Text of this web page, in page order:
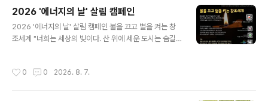
서 활용할 수 있습니다. 환경운동이 아닌 제자도의 핵심으
로서 기후위기 시대 교회의 영성과 실천을 새롭게 하는 구
체적 응답입니다. 이번 주는 "성령강림 후 제11주일"입니
조세계 돌봄 52주 캠페인 안내2025-2026 창조..
2026 '에너지의 날' 살림 캠페인
2026 '에너지의 날' 살림 캠페인 불을 끄고 별을 켜는 창
조세계 "너희는 세상의 빛이다. 산 위에 세운 도시는 숨길
던 날을 기억하며 시작되었습니다. 전기는 편리함을 넘어
0 0 2026. 8. 7.